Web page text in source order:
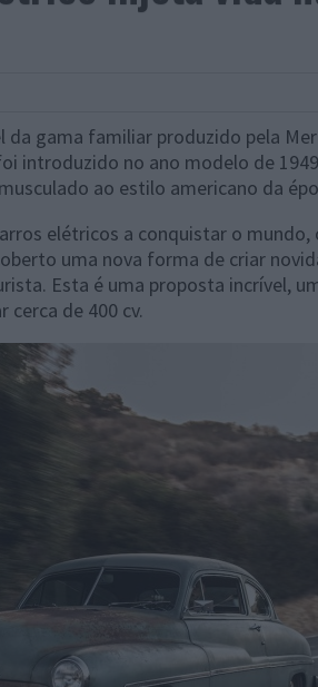
gama familiar produzido pela
introduzido no ano modelo de
ao estilo americano da
elétricos a conquistar o mundo,
uma nova forma de criar
Esta é uma proposta incrível,
de 400 cv.